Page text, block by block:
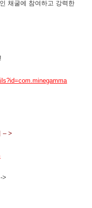
채굴에 참여하고 강력한
– >
>